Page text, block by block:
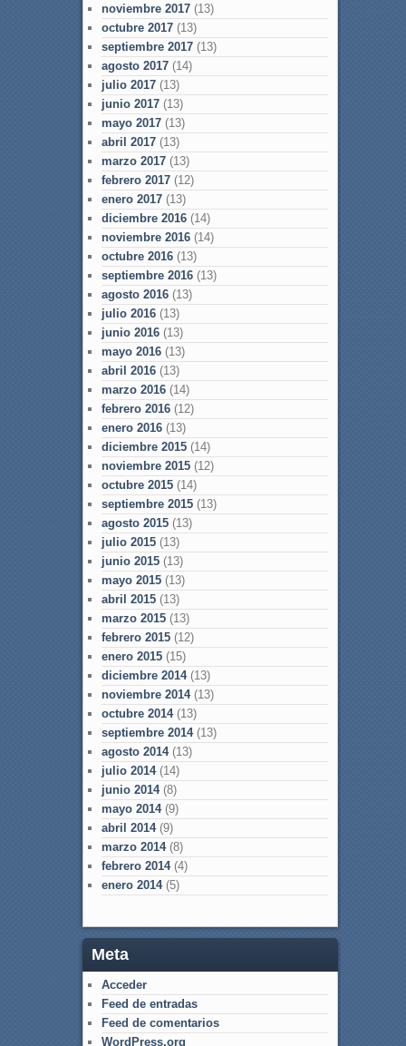
noviembre 2017(13)
octubre 2017(13)
septiembre 2017(13)
agosto 2017(14)
julio 2017(13)
junio 2017(13)
mayo 2017(13)
abril 2017(13)
marzo 2017(13)
febrero 2017(12)
enero 2017(13)
diciembre 2016(14)
noviembre 2016(14)
octubre 2016(13)
septiembre 2016(13)
agosto 2016(13)
julio 2016(13)
junio 2016(13)
mayo 2016(13)
abril 2016(13)
marzo 2016(14)
febrero 2016(12)
enero 2016(13)
diciembre 2015(14)
noviembre 2015(12)
octubre 2015(14)
septiembre 2015(13)
agosto 2015(13)
julio 2015(13)
junio 2015(13)
mayo 2015(13)
abril 2015(13)
marzo 2015(13)
febrero 2015(12)
enero 2015(15)
diciembre 2014(13)
noviembre 2014(13)
octubre 2014(13)
septiembre 2014(13)
agosto 2014(13)
julio 2014(14)
junio 2014(8)
mayo 2014(9)
abril 2014(9)
marzo 2014(8)
febrero 2014(4)
enero 2014(5)
Meta
Acceder
Feed de entradas
Feed de comentarios
WordPress.org